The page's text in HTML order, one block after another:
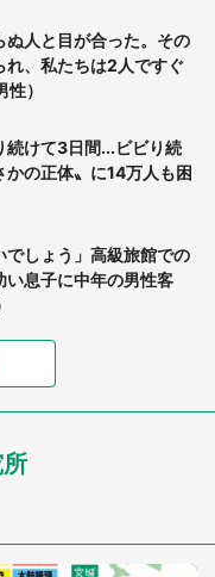
ぬ人と目が合った。その
れ、私たちは2人ですぐ
）
続けて3日間...ビビり続
の正体〟に14万人も困
でしょう」高級旅館での
い息子に中年の男性客
頭駄々こね〟の内容に1.
場ならまだしも...」「ハ
大パニック。隣席の青